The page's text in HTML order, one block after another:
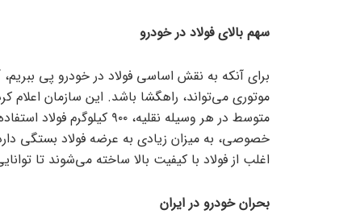
سهم بالای فولاد در خودرو
برای آنکه به نقش اساسی فولاد در خودرو پی ببریم،
متوسط در هر وسیله نقلیه،
خصوصی، به میزان زیادی به عرضه فولاد بستگی
اغلب از فولاد با کیفیت بالا ساخته می‌شوند تا
بحران خودرو در ایران